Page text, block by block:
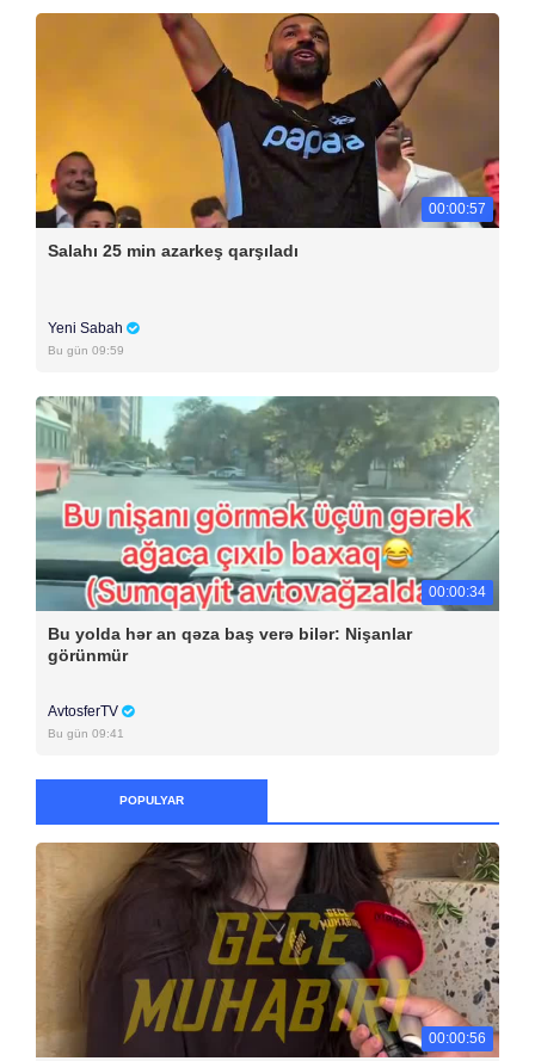
00:00:57
Salahı 25 min azarkeş qarşıladı
Yeni Sabah
Bu gün 09:59
00:00:34
Bu yolda hər an qəza baş verə bilər: Nişanlar
görünmür
AvtosferTV
Bu gün 09:41
POPULYAR
00:00:56